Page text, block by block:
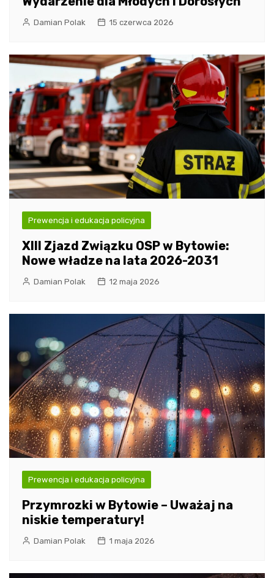
Damian Polak 15 czerwca 2026
Prewencja i edukacja policyjna
XIII Zjazd Związku OSP w Bytowie:
Nowe władze na lata 2026-2031
Damian Polak 12 maja 2026
Prewencja i edukacja policyjna
Przymrozki w Bytowie – Uważaj na
niskie temperatury!
Damian Polak 1 maja 2026